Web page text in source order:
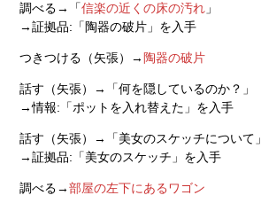
調べる→「信楽の近くの床の汚れ 」
→証拠品:「陶器の破片」を入手
つきつける（矢張）→ 陶器の破片
話す（矢張）→「何を隠しているのか？」
→情報:「ポットを入れ替えた」を入手
話す（矢張）→「美女のスケッチについて」
→証拠品:「美女のスケッチ」を入手
調べる→部屋の左下にあるワゴン